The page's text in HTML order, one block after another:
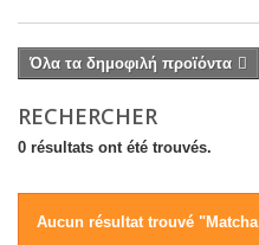
Όλα τα δημοφιλή προϊόντα
RECHERCHER
0 résultats ont été trouvés.
Aucun résultat trouvé